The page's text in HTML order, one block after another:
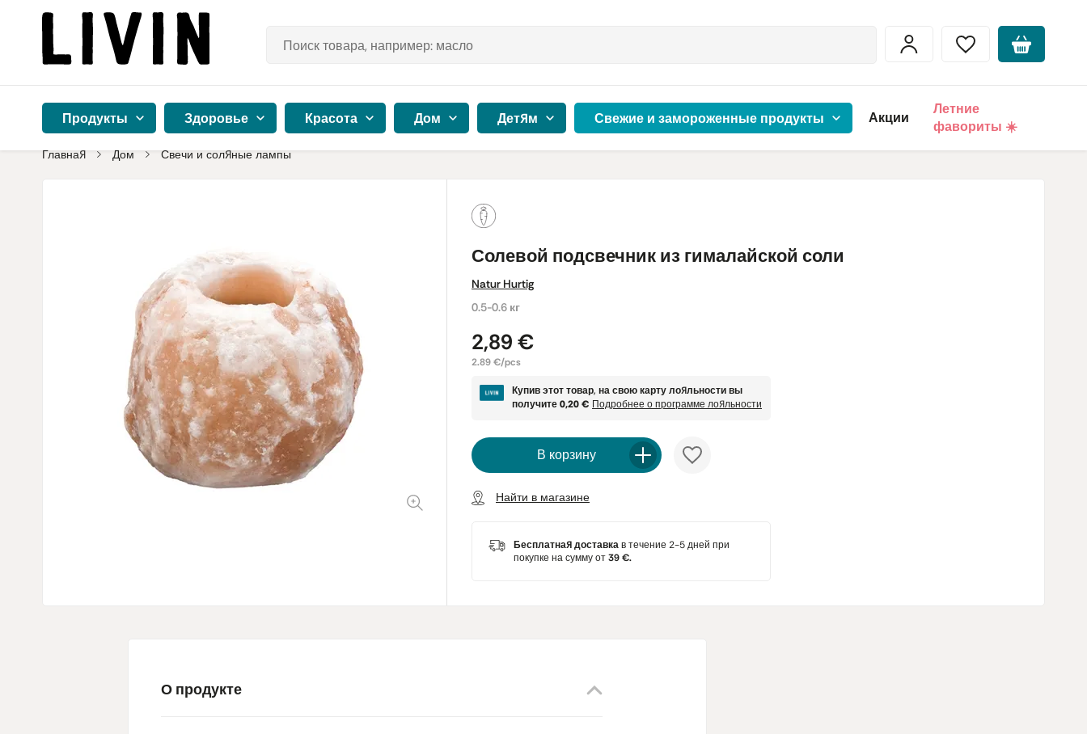
Продукты Здоровье Красота Дом Детям Свежие и замороженные продукты Акции
Летние
фавориты ☀️
Главная Дом Свечи и соляные лампы
Солевой подсвечник из гималайской соли
Natur Hurtig
0.5-0.6 кг
2,89 €
2.89 €/pcs
Купив этот товар, на свою карту лояльности вы
получите0,20 € Подробнее о программе лояльности
В корзину
Найти в магазине
Бесплатная доставкав течение 2-5 дней при
покупке на сумму от39 €.
О продукте